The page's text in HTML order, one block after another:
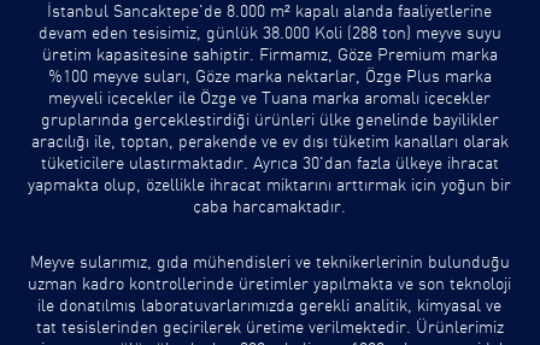
İstanbul Sancaktepe'de 8.000 m² kapalı alanda faaliyetlerine
devam eden tesisimiz, günlük 38.000 Koli (288 ton) meyve suyu
üretim kapasitesine sahiptir. Firmamız, Göze Premium marka
%100 meyve suları, Göze marka nektarlar, Özge Plus marka
meyveli içecekler ile Özge ve Tuana marka aromalı içecekler
gruplarında gerçekleştirdiği ürünleri ülke genelinde bayilikler
aracılığı ile, toptan, perakende ve ev dışı tüketim kanalları olarak
tüketicilere ulaştırmaktadır. Ayrıca 30'dan fazla ülkeye ihracat
yapmakta olup, özellikle ihracat miktarını arttırmak için yoğun bir
çaba harcamaktadır.
Meyve sularımız, gıda mühendisleri ve teknikerlerinin bulunduğu
uzman kadro kontrollerinde üretimler yapılmakta ve son teknoloji
ile donatılmış laboratuvarlarımızda gerekli analitik, kimyasal ve
tat tesislerinden geçirilerek üretime verilmektedir. Ürünlerimiz